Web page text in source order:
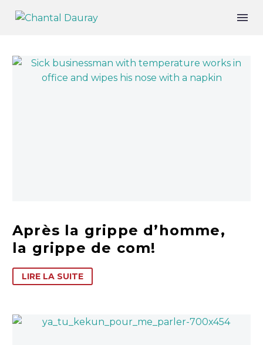
Après la grippe d’homme,
la grippe de com!
LIRE LA SUITE